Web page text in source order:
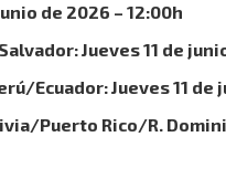
de 2026 – 12:00h
Jueves 11 de
Ecuador: Jueves 11 de
Puerto Rico/R.